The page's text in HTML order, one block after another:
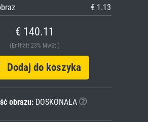
€ 1.13
€ 140.11
(Enthält 23% MwSt.)
Dodaj do koszyka
obrazu:DOSKONAŁA